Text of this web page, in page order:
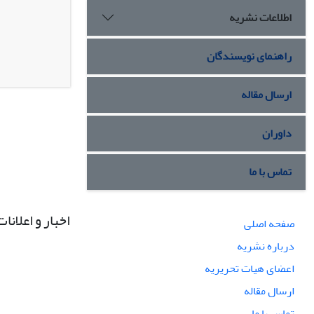
اطلاعات نشریه
راهنمای نویسندگان
ارسال مقاله
داوران
تماس با ما
صفحه اصلی
درباره نشریه
اعضای هیات تحریریه
ارسال مقاله
اخبار و